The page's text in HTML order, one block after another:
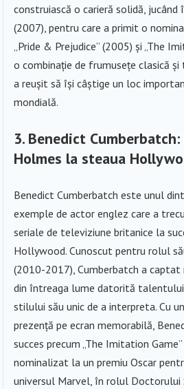
construiască o carieră solidă,
(2007), pentru care a primit o
„Pride & Prejudice” (2005) și „The
o combinație de frumusețe clasică
a reușit să își câștige un loc
mondială.
3. Benedict
Holmes la steaua
Benedict Cumberbatch este unul
exemple de actor englez care a
seriale de televiziune britanice la
Hollywood. Cunoscut pentru rolul
(2010-2017), Cumberbatch a captat
din întreaga lume datorită
stilului său unic de a interpreta. Cu
prezență pe ecran memorabilă,
succes precum „The Imitation
nominalizat la un premiu Oscar
universul Marvel, în rolul Doctorului